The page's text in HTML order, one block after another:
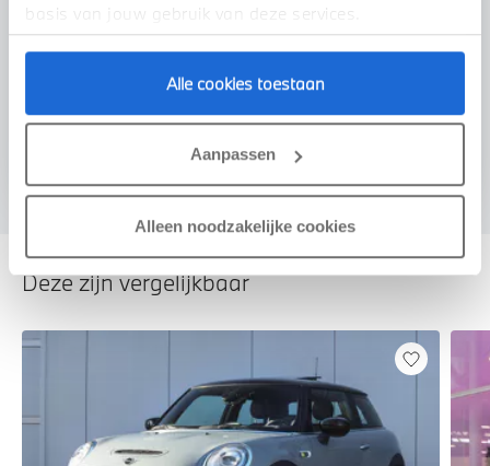
basis van jouw gebruik van deze services.
Alle cookies toestaan
Aanpassen
Alleen noodzakelijke cookies
Deze zijn vergelijkbaar